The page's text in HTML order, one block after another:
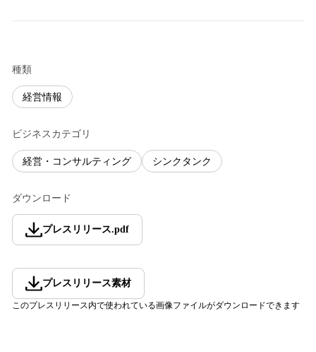
種類
経営情報
ビジネスカテゴリ
経営・コンサルティング シンクタンク
ダウンロード
プレスリリース.pdf
プレスリリース素材
このプレスリリース内で使われている画像ファイルがダウンロードできます